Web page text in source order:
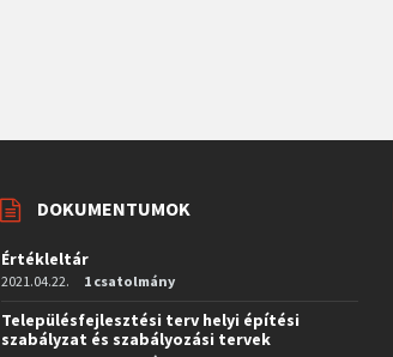
DOKUMENTUMOK
Értékleltár
2021.04.22. 1 csatolmány
Településfejlesztési terv helyi építési
szabályzat és szabályozási tervek